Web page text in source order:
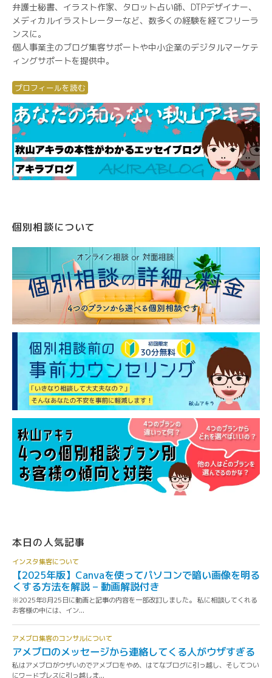
弁護士秘書、イラスト作家、タロット占い師、DTPデザイナー、
メディカルイラストレーターなど、数多くの経験を経てフリーラ
ンスに。
個人事業主のブログ集客サポートや中小企業のデジタルマーケテ
ィングサポートを提供中。
プロフィールを読む
個別相談について
本日の人気記事